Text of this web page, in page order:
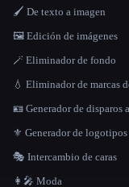
🖌️ De texto a imagen
🖼️ Edición de imágenes
🪄 Eliminador de fondo
💧 Eliminador de marcas
🪪 Generador de disparos
⚜️ Generador de logotipos
🎭 Intercambio de caras
👩‍🎤 Moda